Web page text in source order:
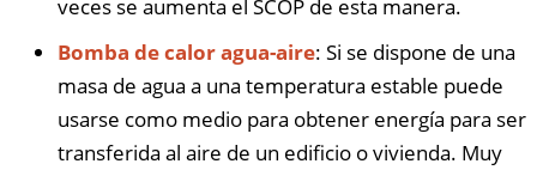
veces se aumenta el SCOP de esta manera.
Bomba de calor agua-aire: Si se dispone de una
masa de agua a una temperatura estable puede
usarse como medio para obtener energía para ser
transferida al aire de un edificio o vivienda. Muy